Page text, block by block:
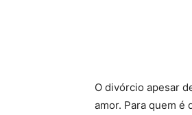
O divórcio apesar
amor. Para quem é